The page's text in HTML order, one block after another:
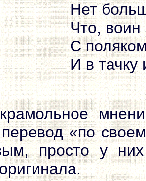
Нет
Что, воин
С
«по
просто у